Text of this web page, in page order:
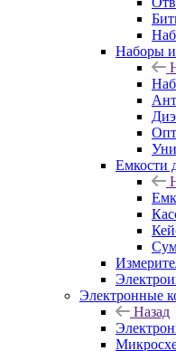
Наборы
Емкости
Электронные
Назад